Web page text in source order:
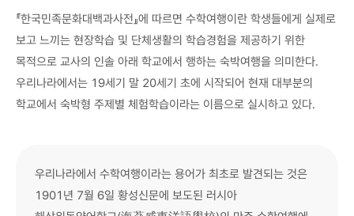
『한국민족문화대백과사전』에 따르면 수학여행이란 학생들에게 실제로
보고 느끼는 현장학습 및 단체생활의 학습경험을 제공하기 위한
목적으로 교사의 인솔 아래 학교에서 행하는 숙박여행을 의미한다.
우리나라에서는 19세기 말 20세기 초에 시작되어 현재 대부분의
학교에서 숙박형 주제별 체험학습이라는 이름으로 실시하고 있다.
우리나라에서 수학여행이라는 용어가 최초로 발견되는 것은
1901년 7월 6일 황성신문에 보도된 러시아